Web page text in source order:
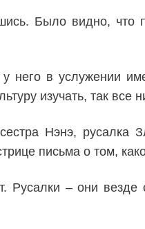
Было видно, что
у него в услужении
изучать, так все
Нэнэ, русалка
письма о том,
Русалки – они